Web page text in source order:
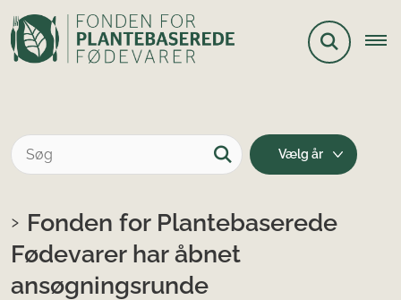
Fonden for Plantebaserede
Fødevarer har åbnet
ansøgningsrunde